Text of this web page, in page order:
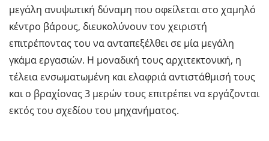
μεγάλη ανυψωτική δύναμη που οφείλεται στο χαμηλό
κέντρο βάρους, διευκολύνουν τον χειριστή
επιτρέποντας του να ανταπεξέλθει σε μία μεγάλη
γκάμα εργασιών. Η μοναδική τους αρχιτεκτονική, η
τέλεια ενσωματωμένη και ελαφριά αντιστάθμισή τους
και ο βραχίονας 3 μερών τους επιτρέπει να εργάζονται
εκτός του σχεδίου του μηχανήματος.